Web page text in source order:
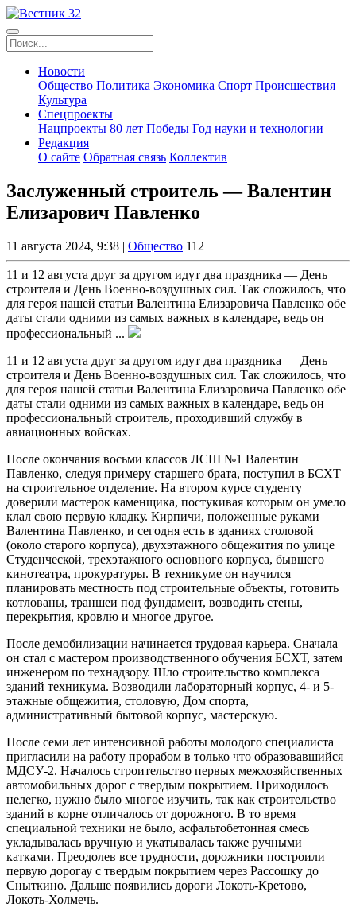
Новости
Общество Политика Экономика Спорт Происшествия
Культура
Спецпроекты
Нацпроекты 80 лет Победы Год науки и технологии
Редакция
О сайте Обратная связь Коллектив
Заслуженный строитель — Валентин
Елизарович Павленко
11 августа 2024, 9:38 | Общество 112
11 и 12 августа друг за другом идут два праздника — День
строителя и День Военно-воздушных сил. Так сложилось, что
для героя нашей статьи Валентина Елизаровича Павленко обе
даты стали одними из самых важных в календаре, ведь он
профессиональный ...
11 и 12 августа друг за другом идут два праздника — День
строителя и День Военно-воздушных сил. Так сложилось, что
для героя нашей статьи Валентина Елизаровича Павленко обе
даты стали одними из самых важных в календаре, ведь он
профессиональный строитель, проходивший службу в
авиационных войсках.
После окончания восьми классов ЛСШ №1 Валентин
Павленко, следуя примеру старшего брата, поступил в БСХТ
на строительное отделение. На втором курсе студенту
доверили мастерок каменщика, постукивая которым он умело
клал свою первую кладку. Кирпичи, положенные руками
Валентина Павленко, и сегодня есть в зданиях столовой
(около старого корпуса), двухэтажного общежития по улице
Студенческой, трехэтажного основного корпуса, бывшего
кинотеатра, прокуратуры. В техникуме он научился
планировать местность под строительные объекты, готовить
котлованы, траншеи под фундамент, возводить стены,
перекрытия, кровлю и многое другое.
После демобилизации начинается трудовая карьера. Сначала
он стал с мастером производственного обучения БСХТ, затем
инженером по технадзору. Шло строительство комплекса
зданий техникума. Возводили лабораторный корпус, 4- и 5-
этажные общежития, столовую, Дом спорта,
административный бытовой корпус, мастерскую.
После семи лет интенсивной работы молодого специалиста
пригласили на работу прорабом в только что образовавшийся
МДСУ-2. Началось строительство первых межхозяйственных
автомобильных дорог с твердым покрытием. Приходилось
нелегко, нужно было многое изучить, так как строительство
зданий в корне отличалось от дорожного. В то время
специальной техники не было, асфальтобетонная смесь
укладывалась вручную и укатывалась также ручными
катками. Преодолев все трудности, дорожники построили
первую дорогау с твердым покрытием через Рассошку до
Сныткино. Дальше появились дороги Локоть-Кретово,
Локоть-Холмечь.